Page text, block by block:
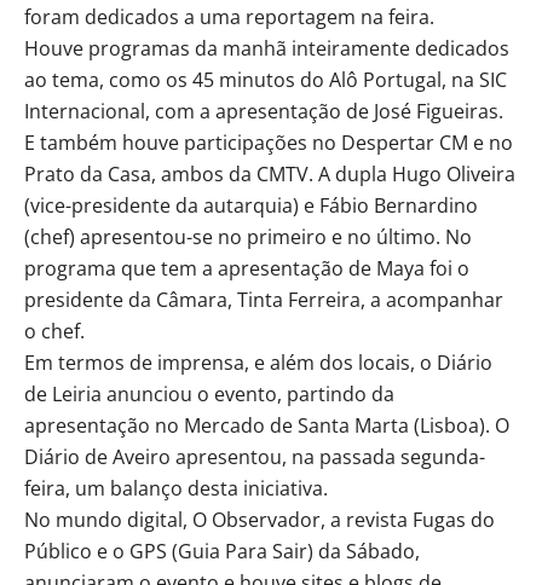
foram dedicados a uma reportagem na feira.
Houve programas da manhã inteiramente dedicados
ao tema, como os 45 minutos do Alô Portugal, na SIC
Internacional, com a apresentação de José Figueiras.
E também houve participações no Despertar CM e no
Prato da Casa, ambos da CMTV. A dupla Hugo Oliveira
(vice-presidente da autarquia) e Fábio Bernardino
(chef) apresentou-se no primeiro e no último. No
programa que tem a apresentação de Maya foi o
presidente da Câmara, Tinta Ferreira, a acompanhar
o chef.
Em termos de imprensa, e além dos locais, o Diário
de Leiria anunciou o evento, partindo da
apresentação no Mercado de Santa Marta (Lisboa). O
Diário de Aveiro apresentou, na passada segunda-
feira, um balanço desta iniciativa.
No mundo digital, O Observador, a revista Fugas do
Público e o GPS (Guia Para Sair) da Sábado,